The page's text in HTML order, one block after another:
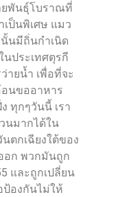
ยพันธุ์โบราณที่
ป็นพิเศษ แมว
นั้นมีถิ่นกำเนิด
นประเทศตุรกี
ยน้ำ เพื่อที่จะ
อนขออาหาร
ทุกๆวันนี้ เรา
นมากได้ใน
ตกเฉียงใต้ของ
อก พวกมันถูก
และถูกเปลี่ยน
ป้องกันไม่ให้